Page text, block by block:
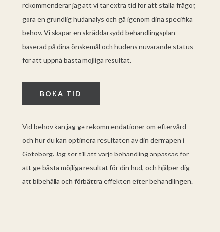
rekommenderar jag att vi tar extra tid för att ställa frågor,
göra en grundlig hudanalys och gå igenom dina specifika
behov. Vi skapar en skräddarsydd behandlingsplan
baserad på dina önskemål och hudens nuvarande status
för att uppnå bästa möjliga resultat.
BOKA TID
Vid behov kan jag ge rekommendationer om eftervård
och hur du kan optimera resultaten av din dermapen i
Göteborg. Jag ser till att varje behandling anpassas för
att ge bästa möjliga resultat för din hud, och hjälper dig
att bibehålla och förbättra effekten efter behandlingen.